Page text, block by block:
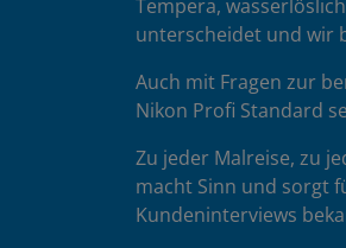
Tempera,
unterscheidet und wir
Auch mit Fragen zur
Nikon Profi Standard
Zu jeder Malreise, zu
macht Sinn und sorgt
Kundeninterviews